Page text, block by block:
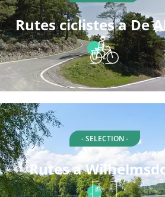
Rutes ciclistes a De
- SELECTION -
Rutes a